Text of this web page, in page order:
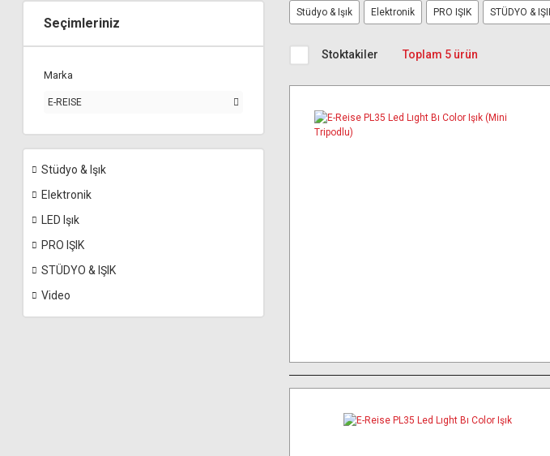
Seçimleriniz
Marka
E-REISE
Stüdyo & Işık
Elektronik
LED Işık
PRO IŞIK
STÜDYO & IŞIK
Video
Stüdyo & Işık Elektronik PRO IŞIK STÜDYO &
Stoktakiler Toplam 5 ürün